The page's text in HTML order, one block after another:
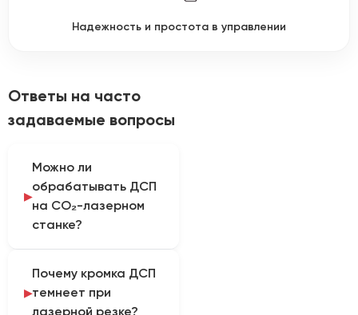
Надежность и простота в управлении
Ответы на часто
задаваемые вопросы
Можно ли
обрабатывать ДСП
на CO₂-лазерном
станке?
обработки зависит от
состава плиты и
Почему кромка ДСП
темнеет при
лазерной резке?